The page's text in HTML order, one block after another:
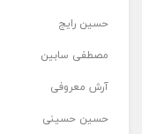
حسین رایج
مصطفی سابین
آرش معروفی
حسین حسینی